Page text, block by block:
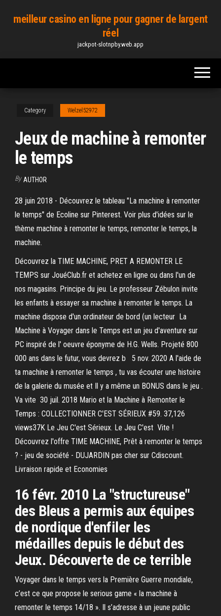
meilleur casino en ligne pour gagner de largent
réel
jackpot-slotnpby.web.app
Category Welzel52972
Jeux de machine à remonter
le temps
By AUTHOR
28 juin 2018 - Découvrez le tableau "La machine à remonter
le temps" de Ecoline sur Pinterest. Voir plus d'idées sur le
thème machine à remonter le temps, remonter le temps, la
machine.
Découvrez la TIME MACHINE, PRET A REMONTER LE
TEMPS sur JouéClub.fr et achetez en ligne ou dans l'un de
nos magasins. Principe du jeu. Le professeur Zébulon invite
les enfants à essayer sa machine à remonter le temps. La
machine dispose d'un ordinateur de bord (un lecteur La
Machine à Voyager dans le Temps est un jeu d'aventure sur
PC inspiré de l' oeuvre éponyme de H.G. Wells. Projeté 800
000 ans dans le futur, vous devrez b 5 nov. 2020 A l'aide de
ta machine à remonter le temps , tu vas écouter une histoire
de la galerie du musée et Il y a même un BONUS dans le jeu .
Va vite 30 juil. 2018 Mario et la Machine à Remonter le
Temps : COLLECTIONNER C'EST SÉRIEUX #59. 37,126
views37K Le Jeu C'est Sérieux. Le Jeu C'est Vite !
Découvrez l'offre TIME MACHINE, Prêt à remonter le temps
? - jeu de société - DUJARDIN pas cher sur Cdiscount.
Livraison rapide et Economies
16 févr. 2010 La "structureuse"
des Bleus a permis aux équipes
de nordique d'enfiler les
médailles depuis le début des
Jeux. Découverte de ce terrible
Voyager dans le temps vers la Première Guerre mondiale,
c’est ce que propose le serious game « la machine à
remonter le temps 14/18 ». Il s’adresse à un jeune public